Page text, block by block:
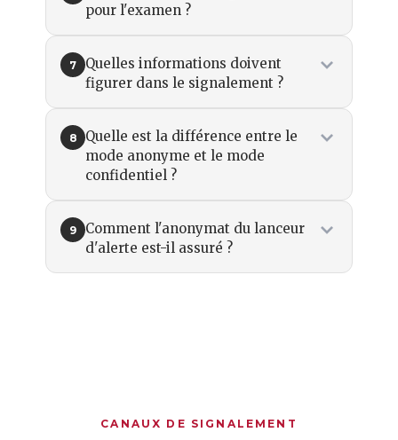
pour l'examen ?
7
Quelles informations doivent
figurer dans le signalement ?
8
Quelle est la différence entre le
mode anonyme et le mode
confidentiel ?
9
Comment l'anonymat du lanceur
d'alerte est-il assuré ?
CANAUX DE SIGNALEMENT